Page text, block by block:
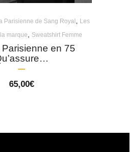
Parisienne de Sang Royal
Les
marque
Sweatshirt Femme
en 75
65,00€